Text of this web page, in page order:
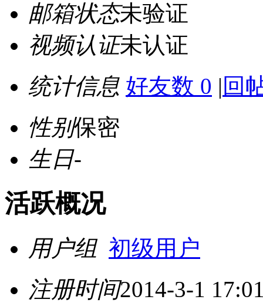
邮箱状态未验证
视频认证未认证
统计信息 好友数 0 | 回
性别保密
生日-
活跃概况
用户组 初级用户
注册时间2014-3-1